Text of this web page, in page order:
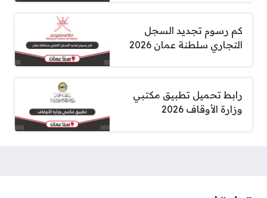
كم رسوم تجديد السجل
التجاري سلطنة عمان 2026
رابط تحميل تطبيق مكتبي
وزارة الأوقاف 2026